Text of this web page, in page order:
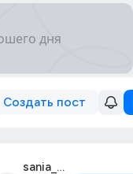
Создать пост
sania_grom_53